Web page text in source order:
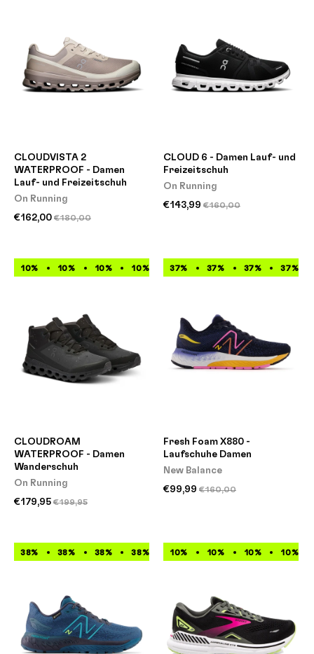
CLOUDVISTA 2
WATERPROOF - Damen
Lauf- und Freizeitschuh
On Running
€162,00 €180,00
CLOUD 6 - Damen Lauf- und
Freizeitschuh
On Running
€143,99 €160,00
10% 10% 10% 10% 10% 10% 10% 10%
CLOUDROAM
WATERPROOF - Damen
Wanderschuh
On Running
€179,95 €199,95
37% 37% 37% 37%
Fresh Foam X880 -
Laufschuhe Damen
New Balance
€99,99 €160,00
38% 38% 38% 38% 38% 38% 38% 38%
10% 10% 10% 10%